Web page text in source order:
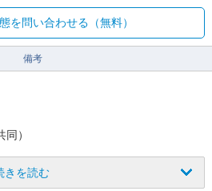
を問い合わせる（無料）
備考
）
さい。
きを読む